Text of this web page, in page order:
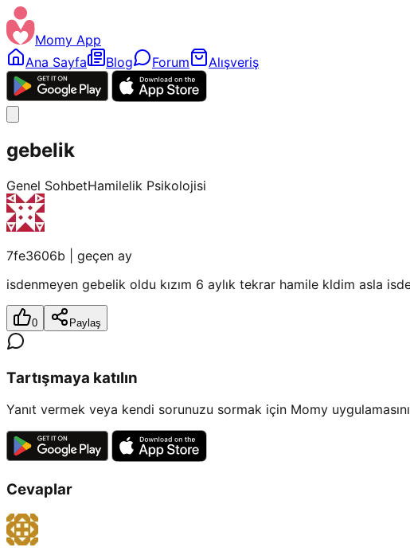
Momy App
Ana Sayfa
Blog Forum Alışveriş
gebelik
Genel SohbetHamilelik Psikolojisi
7fe3606b
geçen ay
isdenmeyen gebelik oldu kızım 6 aylık tekrar hamile kldim asla
0 Paylaş
Tartışmaya katılın
Yanıt vermek veya kendi sorunuzu sormak için Momy
Cevaplar